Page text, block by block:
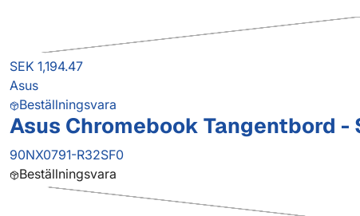
SEK 1,194.47
Asus
Beställningsvara
Asus Chromebook Tangentbord
90NX0791-R32SF0
Beställningsvara